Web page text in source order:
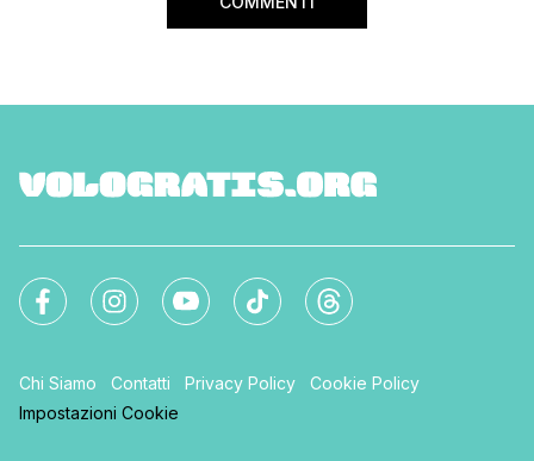
Chi Siamo Contatti Privacy Policy
Cookie Policy
Impostazioni Cookie